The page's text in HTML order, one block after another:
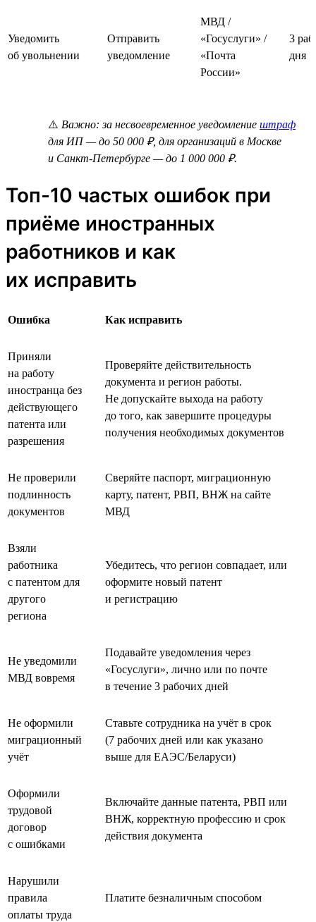
Уведомить
об увольнении
Отправить
уведомление
МВД /
«Госуслуги» /
«Почта
России»
3
дня
⚠️ Важно: за несвоевременное уведомление штраф
для ИП — до 50 000 ₽, для организаций в Москве
и Санкт-Петербурге — до 1 000 000 ₽.
Топ-10 частых ошибок при
приёме иностранных
работников и как
их исправить
Ошибка Как исправить
Приняли
на работу
иностранца без
действующего
патента или
разрешения
Проверяйте действительность
документа и регион работы.
Не допускайте выхода на работу
до того, как завершите процедуры
получения необходимых документов
Не проверили
подлинность
документов
Сверяйте паспорт, миграционную
карту, патент, РВП, ВНЖ на сайте
МВД
Взяли
работника
с патентом для
другого
региона
Убедитесь, что регион совпадает, или
оформите новый патент
и регистрацию
Не уведомили
МВД вовремя
Подавайте уведомления через
«Госуслуги», лично или по почте
в течение 3 рабочих дней
Не оформили
миграционный
учёт
Ставьте сотрудника на учёт в срок
(7 рабочих дней или как указано
выше для ЕАЭС/Беларуси)
Оформили
трудовой
договор
с ошибками
Включайте данные патента, РВП или
ВНЖ, корректную профессию и срок
действия документа
Нарушили
правила
оплаты труда
Платите безналичным способом